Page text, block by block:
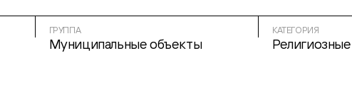
ГРУППА
Муниципальные объекты
КАТЕГОРИЯ